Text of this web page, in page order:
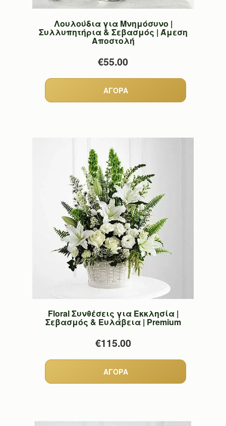
Λουλούδια για Μνημόσυνο |
Συλλυπητήρια & Σεβασμός | Άμεση
Αποστολή
€55.00
Floral Συνθέσεις για Εκκλησία |
Σεβασμός & Ευλάβεια | Premium
€115.00